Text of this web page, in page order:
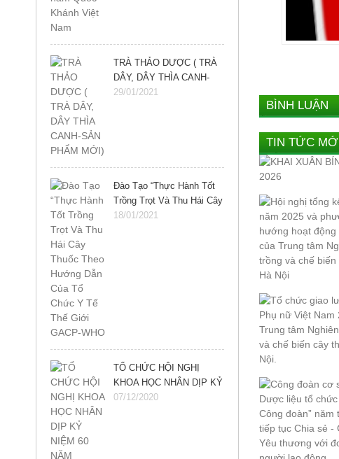
TRÀ THẢO DƯỢC ( TRÀ
DÂY, DÂY THÌA CANH-
SẢN PHẨM MỚI)
29/01/2021
Đào Tạo “Thực Hành Tốt
Trồng Trọt Và Thu Hái Cây
Thuốc Theo Hướng Dẫn
18/01/2021
TỔ CHỨC HỘI NGHỊ
KHOA HỌC NHÂN DỊP KỶ
NIỆM 60 NĂM THÀNH
07/12/2020
BÌNH LUẬN
TIN TỨC MỚI